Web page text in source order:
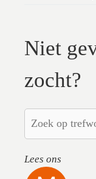
Niet
zocht?
Lees ons